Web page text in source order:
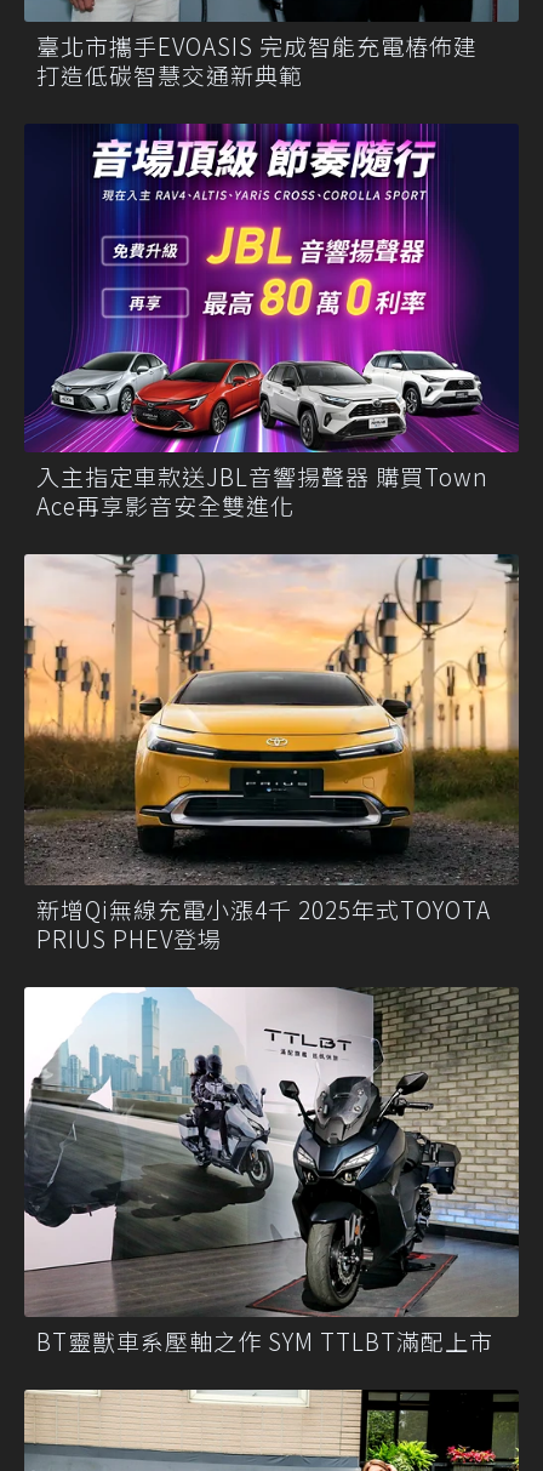
臺北市攜手EVOASIS 完成智能充電樁佈建
打造低碳智慧交通新典範
入主指定車款送JBL音響揚聲器 購買Town
Ace再享影音安全雙進化
新增Qi無線充電小漲4千 2025年式TOYOTA
PRIUS PHEV登場
BT靈獸車系壓軸之作 SYM TTLBT滿配上市